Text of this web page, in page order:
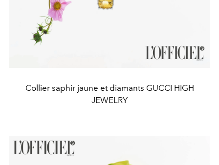
Collier saphir jaune et diamants GUCCI HIGH
JEWELRY